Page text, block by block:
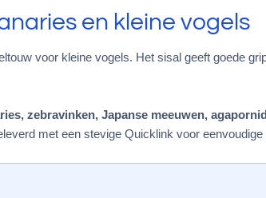
en kleine vogels
voor kleine vogels. Het sisal geeft goede
zebravinken, Japanse meeuwen,
met een stevige Quicklink voor eenvoudige